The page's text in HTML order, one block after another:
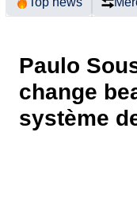
Paulo
change
système